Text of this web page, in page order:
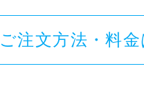
ご注文方法・料